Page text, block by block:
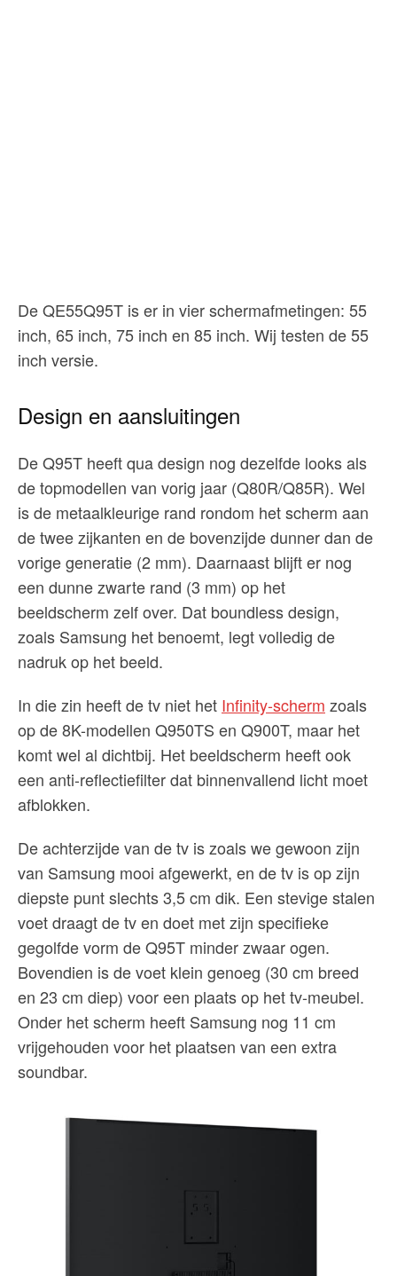
De QE55Q95T is er in vier schermafmetingen: 55
inch, 65 inch, 75 inch en 85 inch. Wij testen de 55
inch versie.
Design en aansluitingen
De Q95T heeft qua design nog dezelfde looks als
de topmodellen van vorig jaar (Q80R/Q85R). Wel
is de metaalkleurige rand rondom het scherm aan
de twee zijkanten en de bovenzijde dunner dan de
vorige generatie (2 mm). Daarnaast blijft er nog
een dunne zwarte rand (3 mm) op het
beeldscherm zelf over. Dat boundless design,
zoals Samsung het benoemt, legt volledig de
nadruk op het beeld.
In die zin heeft de tv niet het Infinity-scherm zoals
op de 8K-modellen Q950TS en Q900T, maar het
komt wel al dichtbij. Het beeldscherm heeft ook
een anti-reflectiefilter dat binnenvallend licht moet
afblokken.
De achterzijde van de tv is zoals we gewoon zijn
van Samsung mooi afgewerkt, en de tv is op zijn
diepste punt slechts 3,5 cm dik. Een stevige stalen
voet draagt de tv en doet met zijn specifieke
gegolfde vorm de Q95T minder zwaar ogen.
Bovendien is de voet klein genoeg (30 cm breed
en 23 cm diep) voor een plaats op het tv-meubel.
Onder het scherm heeft Samsung nog 11 cm
vrijgehouden voor het plaatsen van een extra
soundbar.